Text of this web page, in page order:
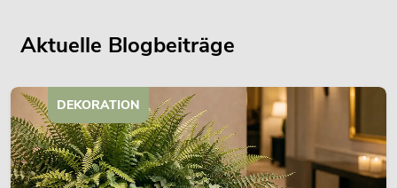
Aktuelle Blogbeiträge
DEKORATION